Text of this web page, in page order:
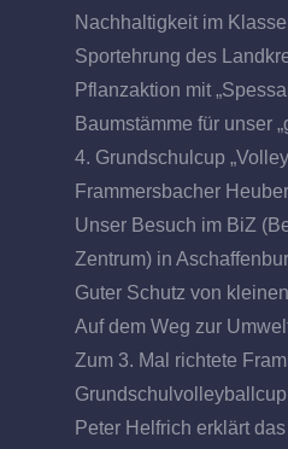
Nachhaltigkeit im
Sportehrung des
Pflanzaktion mit
Baumstämme für unser
4. Grundschulcup
Frammersbacher
Unser Besuch im BiZ
Zentrum) in
Guter Schutz von
Auf dem Weg zur
Zum 3. Mal richtete
Peter Helfrich erklärt